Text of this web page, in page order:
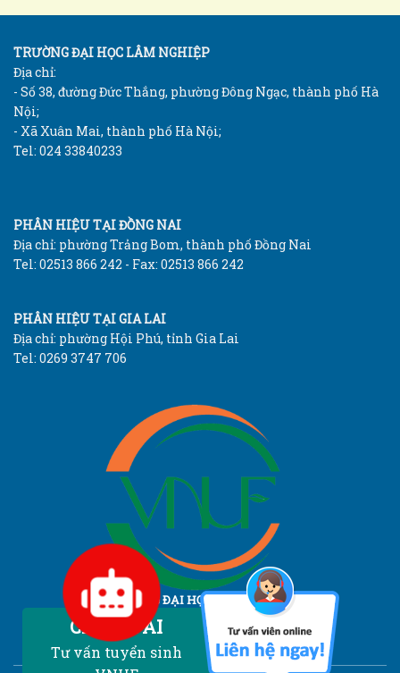
TRƯỜNG ĐẠI HỌC LÂM NGHIỆP
Địa chỉ:
- Số 38, đường Đức Thắng, phường Đông Ngạc, thành phố Hà
Nội;
- Xã Xuân Mai, thành phố Hà Nội;
Tel: 024 33840233
PHÂN HIỆU TẠI ĐỒNG NAI
Địa chỉ: phường Trảng Bom, thành phố Đồng Nai
Tel: 02513 866 242 - Fax: 02513 866 242
PHÂN HIỆU TẠI GIA LAI
Địa chỉ: phường Hội Phú, tỉnh Gia Lai
Tel: 0269 3747 706
TRƯỜNG ĐẠI HỌC LÂM NGHIỆP
Vietnam National University of Forestry
Chatbot AI
Tư vấn tuyển sinh